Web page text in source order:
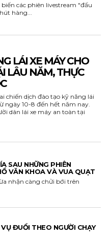
các phiên livestream "đấu
hàng...
LÁI XE MÁY CHO
LÂU NĂM, THỰC
chiến dịch đào tạo kỹ năng lái
ngày 10-8 đến hết năm nay.
dân lái xe máy an toàn tại
SAU NHỮNG PHIÊN
VĂN KHOA VÀ VUA QUẠT
nhận càng chửi bới trên
ĐUỔI THEO NGƯỜI CHẠY